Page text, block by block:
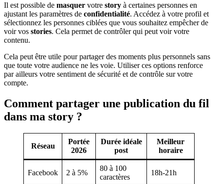
Il est possible de masquer votre story à certaines personnes en
ajustant les paramètres de confidentialité. Accédez à votre profil et
sélectionnez les personnes ciblées que vous souhaitez empêcher de
voir vos stories. Cela permet de contrôler qui peut voir votre
contenu.
Cela peut être utile pour partager des moments plus personnels sans
que toute votre audience ne les voie. Utiliser ces options renforce
par ailleurs votre sentiment de sécurité et de contrôle sur votre
compte.
Comment partager une publication du fil
dans ma story ?
Réseau
Portée
2026
Durée idéale
post
Meilleur
horaire
Facebook 2 à 5%
80 à 100
caractères
18h-21h